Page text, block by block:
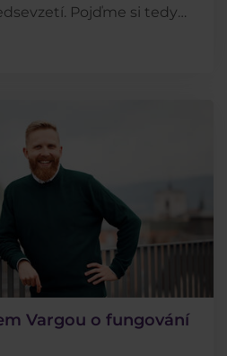
Pojďme si tedy
jaký webinář trhal
Vargou o fungování